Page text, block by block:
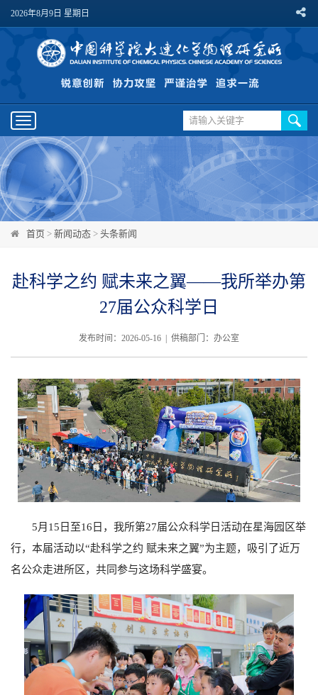
2026年8月9日 星期日
Toggle
navigation
首页 > 新闻动态 > 头条新闻
赴科学之约 赋未来之翼——我所举办第
27届公众科学日
发布时间：2026-05-16 | 供稿部门：办公室
5月 15 日至16 日，我所第27届公众科学日活动在星海园区举
行，本届活动以“赴科学之约 赋未来之翼”为主题，吸引了近万
名公众走进所区，共同参与这场科学盛宴。